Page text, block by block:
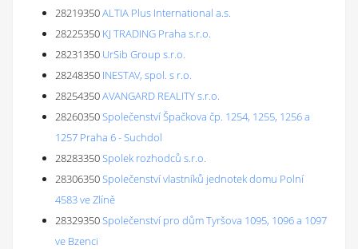
28219350ALTIA Plus International a.s.
28225350 KJ TRADING Praha s.r.o.
28231350 UrSib Group s.r.o.
28248350 INESTAV, spol. s r.o.
28254350AVANGARD REALITY s.r.o.
28260350Společenství Špačkova čp. 1254, 1255, 1256 a
1257 Praha 6 - Suchdol
28283350Spolek rozhodců s.r.o.
28306350Společenství vlastníků jednotek domu Polní
4583 ve Zlíně
28329350Společenství pro dům Tyršova 1095, 1096 a 1097
ve Bzenci